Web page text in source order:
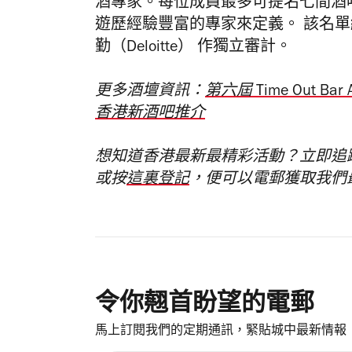
酒專家。 每位成員最多可提名七間
遊歷經驗豐富的專家來定義。 該名
勤（Deloitte） 作獨立審計。
更多酒壇資訊： 第六屆Time Out Bar
香港新酒吧推介
想知道香港最新最精彩活動？立即
或按這裏登記，便可以電郵獲取我們
令你翹首盼望的電郵
馬上訂閱我們的定期通訊，緊貼城中最新情報